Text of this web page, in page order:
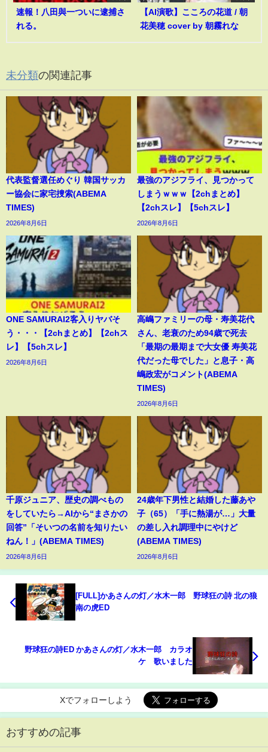
速報！八田與一ついに逮捕さ
れる。
【AI演歌】こころの花道 / 朝
花美穂 cover by 朝霧れな
未分類の関連記事
代表監督選任めぐり 韓国サッカ
ー協会に家宅捜索(ABEMA
TIMES)
2026年8月6日
最強のアジフライ、見つかって
しまうｗｗｗ【2chまとめ】
【2chスレ】【5chスレ】
2026年8月6日
ONE SAMURAI2客入りヤバそ
う・・・【2chまとめ】【2chス
レ】【5chスレ】
2026年8月6日
高嶋ファミリーの母・寿美花代
さん、老衰のため94歳で死去
「最期の最期まで大女優 寿美花
代だった母でした」と息子・高
嶋政宏がコメント(ABEMA
TIMES)
2026年8月6日
千原ジュニア、歴史の調べもの
をしていたら→AIから“まさかの
回答”「そいつの名前を知りたい
ねん！」(ABEMA TIMES)
2026年8月6日
24歳年下男性と結婚した藤あや
子（65）「手に熱湯が…」大量
の差し入れ調理中にやけど
(ABEMA TIMES)
2026年8月6日
[FULL]かあさんの灯／水木一郎 野球狂の詩 北の狼
南の虎ED
野球狂の詩ED かあさんの灯／水木一郎 カラオ
ケ 歌いました
Xでフォローしよう
おすすめの記事